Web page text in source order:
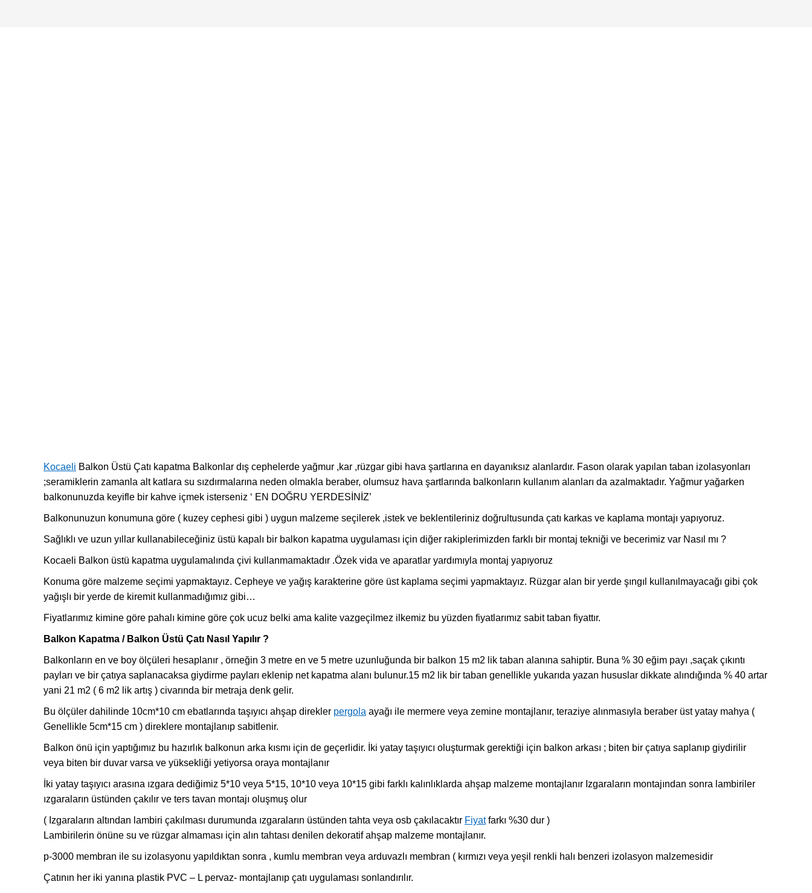
Kocaeli Balkon Üstü Çatı kapatma Balkonlar dış cephelerde yağmur ,kar ,rüzgar gibi hava şartlarına en dayanıksız alanlardır. Fason olarak yapılan taban izolasyonları
;seramiklerin zamanla alt katlara su sızdırmalarına neden olmakla beraber, olumsuz hava şartlarında balkonların kullanım alanları da azalmaktadır. Yağmur yağarken
balkonunuzda keyifle bir kahve içmek isterseniz ‘ EN DOĞRU YERDESİNİZ’
Balkonunuzun konumuna göre ( kuzey cephesi gibi ) uygun malzeme seçilerek ,istek ve beklentileriniz doğrultusunda çatı karkas ve kaplama montajı yapıyoruz.
Sağlıklı ve uzun yıllar kullanabileceğiniz üstü kapalı bir balkon kapatma uygulaması için diğer rakiplerimizden farklı bir montaj tekniği ve becerimiz var Nasıl mı ?
Kocaeli Balkon üstü kapatma uygulamalında çivi kullanmamaktadır .Özek vida ve aparatlar yardımıyla montaj yapıyoruz
Konuma göre malzeme seçimi yapmaktayız. Cepheye ve yağış karakterine göre üst kaplama seçimi yapmaktayız. Rüzgar alan bir yerde şıngıl kullanılmayacağı gibi çok
yağışlı bir yerde de kiremit kullanmadığımız gibi…
Fiyatlarımız kimine göre pahalı kimine göre çok ucuz belki ama kalite vazgeçilmez ilkemiz bu yüzden fiyatlarımız sabit taban fiyattır.
Balkon Kapatma / Balkon Üstü Çatı Nasıl Yapılır ?
Balkonların en ve boy ölçüleri hesaplanır , örneğin 3 metre en ve 5 metre uzunluğunda bir balkon 15 m2 lik taban alanına sahiptir. Buna % 30 eğim payı ,saçak çıkıntı
payları ve bir çatıya saplanacaksa giydirme payları eklenip net kapatma alanı bulunur.15 m2 lik bir taban genellikle yukarıda yazan hususlar dikkate alındığında % 40 artar
yani 21 m2 ( 6 m2 lik artış ) civarında bir metraja denk gelir.
Bu ölçüler dahilinde 10cm*10 cm ebatlarında taşıyıcı ahşap direkler pergola ayağı ile mermere veya zemine montajlanır, teraziye alınmasıyla beraber üst yatay mahya (
Genellikle 5cm*15 cm ) direklere montajlanıp sabitlenir.
Balkon önü için yaptığımız bu hazırlık balkonun arka kısmı için de geçerlidir. İki yatay taşıyıcı oluşturmak gerektiği için balkon arkası ; biten bir çatıya saplanıp giydirilir
veya biten bir duvar varsa ve yüksekliği yetiyorsa oraya montajlanır
İki yatay taşıyıcı arasına ızgara dediğimiz 5*10 veya 5*15, 10*10 veya 10*15 gibi farklı kalınlıklarda ahşap malzeme montajlanır Izgaraların montajından sonra lambiriler
ızgaraların üstünden çakılır ve ters tavan montajı oluşmuş olur
( Izgaraların altından lambiri çakılması durumunda ızgaraların üstünden tahta veya osb çakılacaktır Fiyatfarkı %30 dur )
Lambirilerin önüne su ve rüzgar almaması için alın tahtası denilen dekoratif ahşap malzeme montajlanır.
p-3000 membran ile su izolasyonu yapıldıktan sonra , kumlu membran veya arduvazlı membran ( kırmızı veya yeşil renkli halı benzeri izolasyon malzemesidir
Çatının her iki yanına plastik PVC – L pervaz- montajlanıp çatı uygulaması sonlandırılır.